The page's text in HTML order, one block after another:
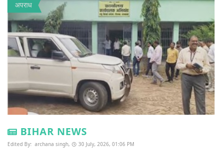
अपराध
BIHAR NEWS
Edited By: archana singh, 30 July, 2026, 01:06 PM